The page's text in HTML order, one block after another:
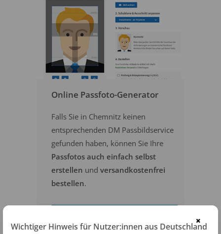
Online Passfoto-Generator
Falls Sie in Chemnitz keinen
entsprechenden DM Passbildservice
gefunden haben, können Sie Ihre
Passfotos auch einfach selbst
erstellen und versandkostenfrei
bestellen.
×
Wichtiger Hinweis für Nutzer:innen aus Deutschland